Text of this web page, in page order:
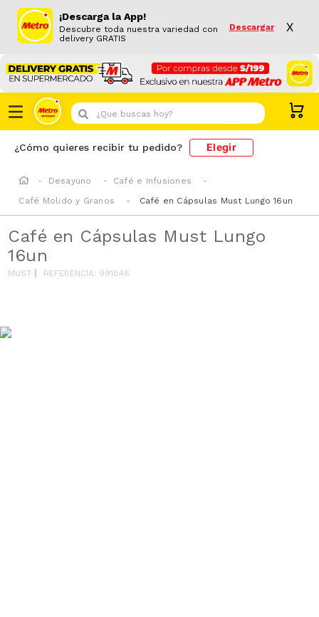
¡Descarga la App!
Descubre toda nuestra variedad con
delivery GRATIS
Descargar X
¿Que buscas hoy?
¿Cómo quieres recibir tu pedido? Elegir
Desayuno
Café e Infusiones
Café Molido y Granos
Café en Cápsulas Must Lungo 16un
Café en Cápsulas Must Lungo
16un
MUST REFERENCIA: 991846